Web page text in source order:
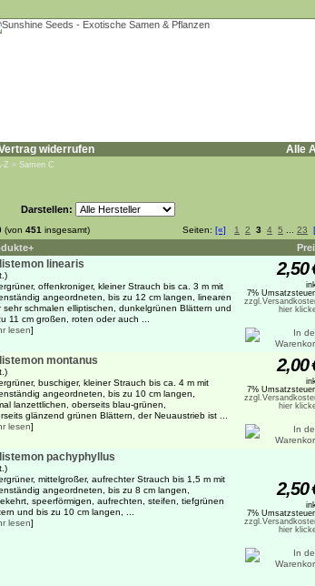
widerrufen Alle
Z » Samen C
Darstellen:
(von 451 insgesamt) Seiten: [«] 1 2 3 4 5 23
linearis
offenkroniger, kleiner Strauch bis ca. 3 m mit
angeordneten, bis zu 12 cm langen, linearen
sehr schmalen elliptischen, dunkelgrünen Blättern und
11 cm großen, roten oder auch ...
lesen]
2,50
7%
hier
montanus
buschiger, kleiner Strauch bis ca. 4 m mit
angeordneten, bis zu 10 cm langen,
lanzettlichen, oberseits blau-grünen,
glänzend grünen Blättern, der Neuaustrieb ist ...
lesen]
2,00
7%
hier
pachyphyllus
mittelgroßer, aufrechter Strauch bis 1,5 m mit
angeordneten, bis zu 8 cm langen,
speerförmigen, aufrechten, steifen, tiefgrünen
und bis zu 10 cm langen, ...
lesen]
2,50
7%
hier